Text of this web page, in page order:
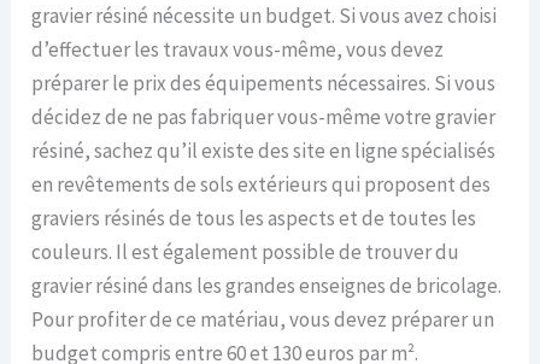
gravier résiné nécessite un budget. Si vous avez choisi
d’effectuer les travaux vous-même, vous devez
préparer le prix des équipements nécessaires. Si vous
décidez de ne pas fabriquer vous-même votre gravier
résiné, sachez qu’il existe des site en ligne spécialisés
en revêtements de sols extérieurs qui proposent des
graviers résinés de tous les aspects et de toutes les
couleurs. Il est également possible de trouver du
gravier résiné dans les grandes enseignes de bricolage.
Pour profiter de ce matériau, vous devez préparer un
budget compris entre 60 et 130 euros par m².